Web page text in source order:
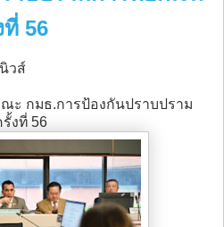
56
วส์
ะ กมธ.การป้องกันปราบปราม
งที่ 56